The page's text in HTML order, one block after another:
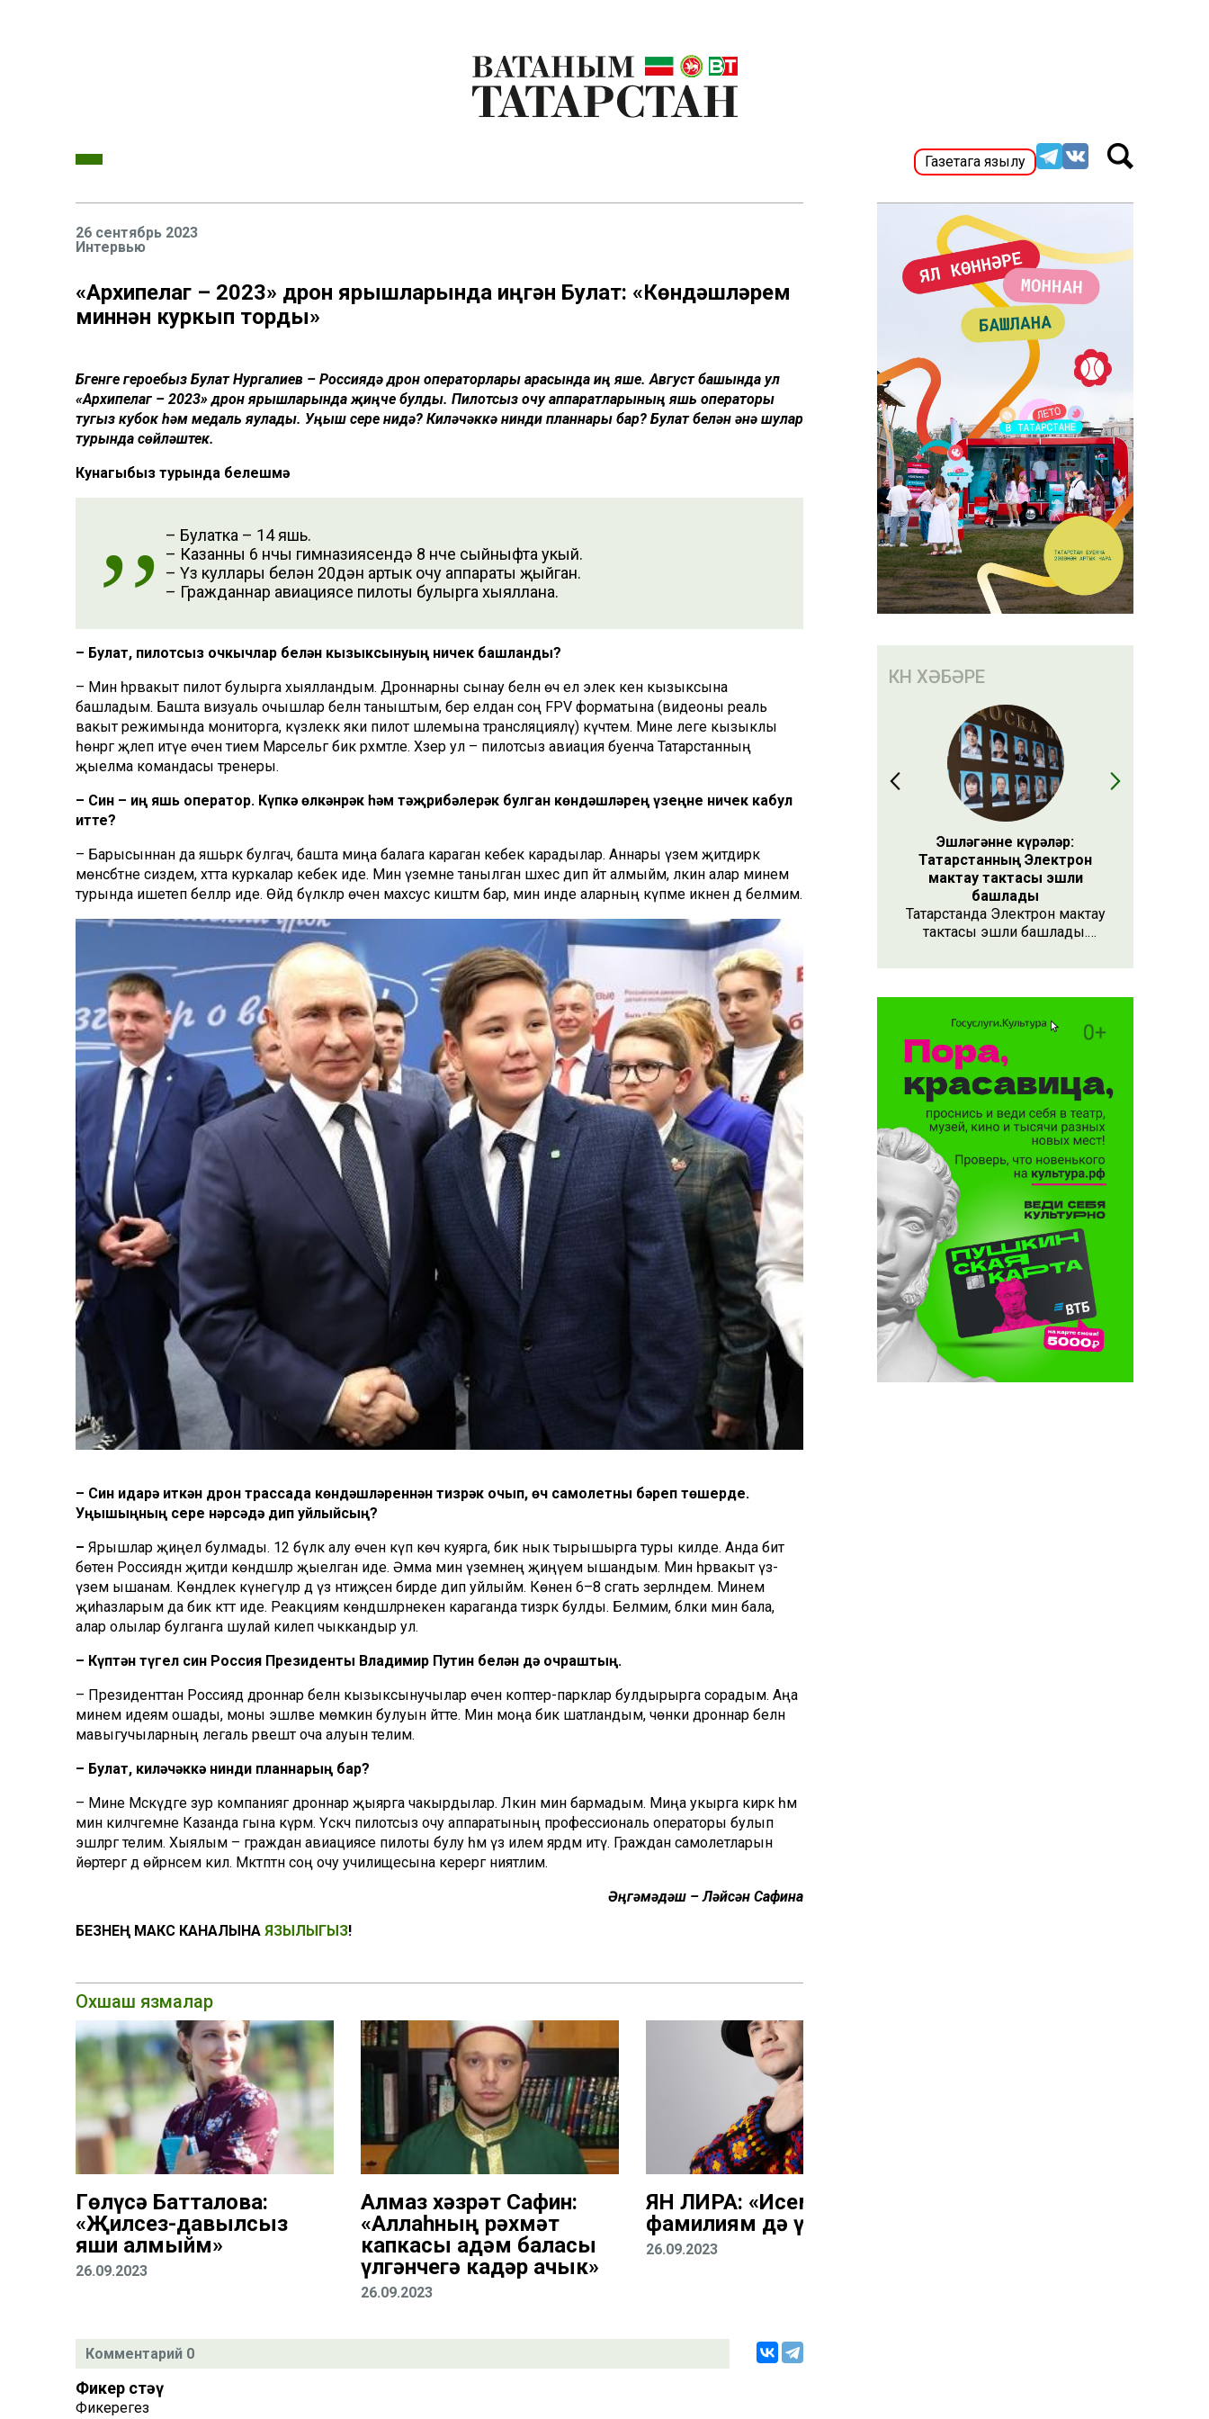
Газетага язылу
26 сентябрь 2023
Интервью
«Архипелаг – 2023» дрон ярышларында җиңгән Булат: «Көндәшләрем
миннән куркып торды»
Бүгенге героебыз Булат Нургалиев – Россиядә дрон операторлары арасында иң яше. Август башында ул
«Архипелаг – 2023» дрон ярышларында җиңүче булды. Пилотсыз очу аппаратларының яшь операторы
тугыз кубок һәм медаль яулады. Уңыш сере нидә? Киләчәккә нинди планнары бар? Булат белән әнә шулар
турында сөйләштек.
Кунагыбыз турында белешмә
– Булатка – 14 яшь.
– Казанның 6 нчы гимназиясендә 8 нче сыйныфта укый.
– Үз куллары белән 20дән артык очу аппараты җыйган.
– Гражданнар авиациясе пилоты булырга хыяллана.
– Булат, пилотсыз очкычлар белән кызыксынуың ничек башланды?
– Мин һәрвакыт пилот булырга хыялландым. Дроннарны сынау белән өч ел элек кенә кызыксына
башладым. Башта визуаль очышлар белән таныштым, бер елдан соң FPV форматына (видеоны реаль
вакыт режимында мониторга, күзлеккә яки пилот шлемына трансляцияләү) күчтем. Мине әлеге кызыклы
һөнәргә җәлеп итүе өчен әтием Марсельгә бик рәхмәтле. Хәзер ул – пилотсыз авиация буенча Татарстанның
җыелма командасы тренеры.
– Син – иң яшь оператор. Күпкә өлкәнрәк һәм тәҗрибәлерәк булган көндәшләрең үзеңне ничек кабул
итте?
– Барысыннан да яшьрәк булгач, башта миңа балага караган кебек карадылар. Аннары үземә җитдирәк
мөнәсәбәтне сиздем, хәтта куркалар кебек иде. Мин үземне танылган шәхес дип әйтә алмыйм, ләкин алар минем
турында ишетеп беләләр иде. Өйдә бүләкләр өчен махсус киштәм бар, мин инде аларның күпме икәнен дә белмим.
– Син идарә иткән дрон трассада көндәшләреннән тизрәк очып, өч самолетны бәреп төшерде.
Уңышыңның сере нәрсәдә дип уйлыйсың?
– Ярышлар җиңел булмады. 12 бүләк алу өчен күп көч куярга, бик нык тырышырга туры килде. Анда бит
бөтен Россиядән җитди көндәшләр җыелган иде. Әмма мин үземнең җиңүемә ышандым. Мин һәрвакыт үз-
үземә ышанам. Көндәлек күнегүләр дә үз нәтиҗәсен бирде дип уйлыйм. Көненә 6–8 сәгать әзерләндем. Минем
җиһазларым да бик кәттә иде. Реакциям көндәшләрнекенә караганда тизрәк булды. Белмим, бәлки мин бала, ә
алар олылар булганга шулай килеп чыккандыр ул.
– Күптән түгел син Россия Президенты Владимир Путин белән дә очраштың.
– Президенттан Россиядә дроннар белән кызыксынучылар өчен коптер-парклар булдырырга сорадым. Аңа
минем идеям ошады, моны эшләве мөмкин булуын әйтте. Мин моңа бик шатландым, чөнки дроннар белән
мавыгучыларның легаль рәвештә оча алуын телим.
– Булат, киләчәккә нинди планнарың бар?
– Мине Мәскәүдәге зур компаниягә дроннар җыярга чакырдылар. Ләкин мин бармадым. Миңа укырга кирәк һәм
мин киләчәгемне Казанда гына күрәм. Үскәч пилотсыз очу аппаратының профессиональ операторы булып
эшләргә телим. Хыялым – граждан авиациясе пилоты булу һәм үз илемә ярдәм итү. Граждан самолетларын
йөртергә дә өйрәнәсем килә. Мәктәптән соң очу училищесына керергә ниятлим.
Әңгәмәдәш – Ләйсән Сафина
БЕЗНЕҢ МАКС КАНАЛЫНА ЯЗЫЛЫГЫЗ!
Охшаш язмалар
Гөлүсә Батталова:
«Җилсез-давылсыз
яши алмыйм»
26.09.2023
Алмаз хәзрәт Сафин:
«Аллаһның рәхмәт
капкасы адәм баласы
үлгәнчегә кадәр ачык»
26.09.2023
ЯН ЛИРА: «Исемем дә,
фамилиям дә үземнеке»
26.09.2023
Комментарий 0
Фикер өстәү
Фикерегез
КӨН ХӘБӘРЕ
Эшләгәнне күрәләр:
Татарстанның Электрон
мактау тактасы эшли
башлады
Татарстанда Электрон мактау
тактасы эшли башлады.
күрсәтүнең заманча алымы
тупланган. Исемлекне ел
саен яңартып торачаклар.
Лаеклыларга исә махсус
таныклык та бирәчәкләр.